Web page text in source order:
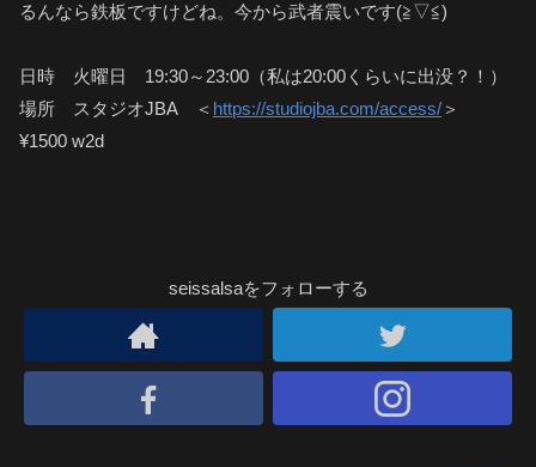
るんなら鉄板ですけどね。今から武者震いです(≧▽≦)
日時 火曜日 19:30～23:00（私は20:00くらいに出没？！）
場所 スタジオJBA ＜ https://studiojba.com/access/＞
¥1500 w2d
seissalsaをフォローする